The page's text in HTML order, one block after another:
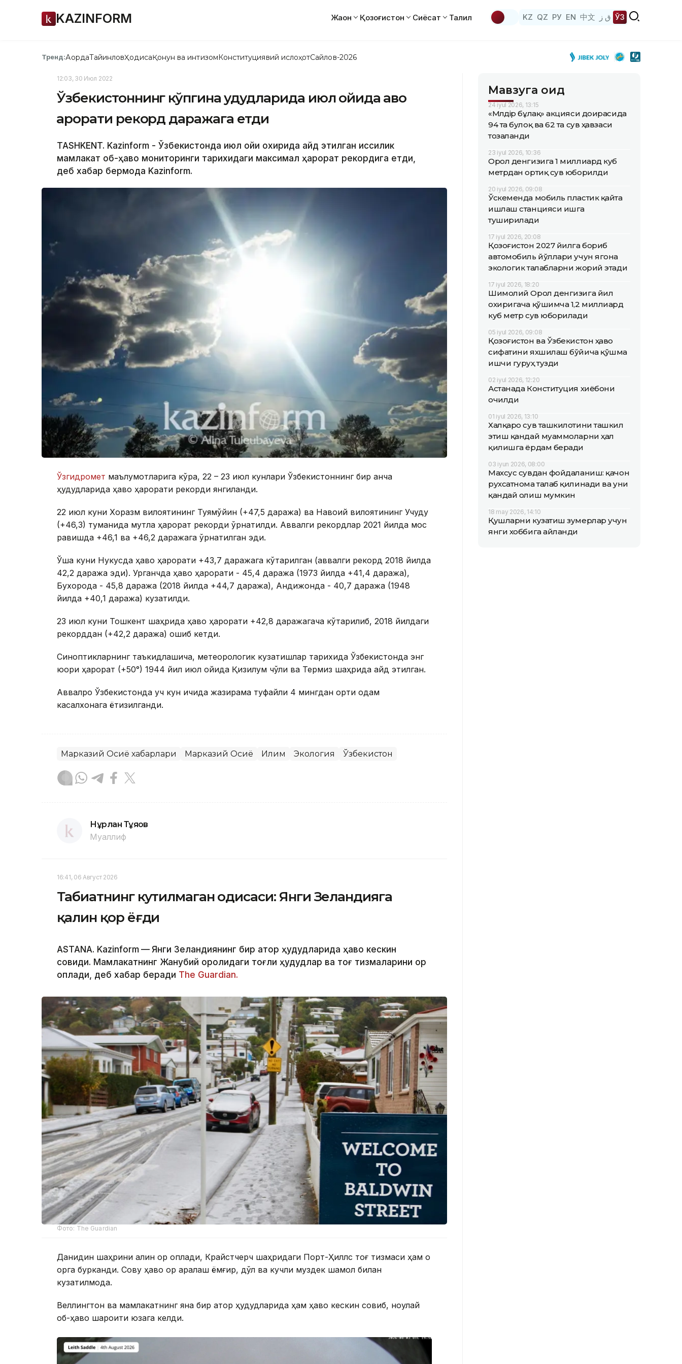
KAZINFORM Жаҳон Қозоғистон Сиёсат Таҳлил KZ QZ РУ EN 中文 ق ز ЎЗ
Тренд:АқордаТайинловҲодисаҚонун ва интизомКонституциявий ислоҳотСайлов-2026
12:03, 30 Июл 2022
Ўзбекистоннинг кўпгина ҳудудларида июл ойида ҳаво
ҳарорати рекорд даражага етди
TASHKENT. Kazinform - Ўзбекистонда июл ойи охирида қайд этилган иссиқлик
мамлакат об-ҳаво мониторинги тарихидаги максимал ҳарорат рекордига етди,
деб хабар бермоқда Kazinform.
Ўзгидромет маълумотларига кўра, 22 – 23 июл кунлари Ўзбекистоннинг бир қанча
ҳудудларида ҳаво ҳарорати рекорди янгиланди.
22 июл куни Хоразм вилоятининг Туямўйин (+47,5 даража) ва Навоий вилоятининг Учқудуқ
(+46,3) туманида мутлақ ҳарорат рекорди ўрнатилди. Аввалги рекордлар 2021 йилда мос
равишда +46,1 ва +46,2 даражага ўрнатилган эди.
Ўша куни Нукусда ҳаво ҳарорати +43,7 даражага кўтарилган (аввалги рекорд 2018 йилда
42,2 даража эди). Урганчда ҳаво ҳарорати - 45,4 даража (1973 йилда +41,4 даража),
Бухорода - 45,8 даража (2018 йилда +44,7 даража), Андижонда - 40,7 даража (1948
йилда +40,1 даража) кузатилди.
23 июл куни Тошкент шаҳрида ҳаво ҳарорати +42,8 даражагача кўтарилиб, 2018 йилдаги
рекорддан (+42,2 даража) ошиб кетди.
Синоптикларнинг таъкидлашича, метеорологик кузатишлар тарихида Ўзбекистонда энг
юқори ҳарорат (+50°) 1944 йил июл ойида Қизилқум чўли ва Термиз шаҳрида қайд этилган.
Аввалроқ Ўзбекистонда уч кун ичида жазирама туфайли 4 мингдан ортиқ одам
касалхонага ётқизилганди.
Марказий Осиё хабарлари Марказий Осиё Иқлим Экология Ўзбекистон
Нұрлан Тұяқов
Муаллиф
16:41, 06 Август 2026
Табиатнинг кутилмаган ҳодисаси: Янги Зеландияга
қалин қор ёғди
ASTANA. Kazinform — Янги Зеландиянинг бир қатор ҳудудларида ҳаво кескин
совиди. Мамлакатнинг Жанубий оролидаги тоғли ҳудудлар ва тоғ тизмаларини қор
қоплади, деб хабар беради The Guardian.
Фото: The Guardian
Данидин шаҳрини қалин қор қоплади, Крайстчерч шаҳридаги Порт-Ҳиллс тоғ тизмаси ҳам оқ
қорга бурканди. Совуқ ҳаво қор аралаш ёмғир, дўл ва кучли муздек шамол билан
кузатилмоқда.
Веллингтон ва мамлакатнинг яна бир қатор ҳудудларида ҳам ҳаво кескин совиб, ноқулай
об-ҳаво шароити юзага келди.
Мавзуга оид
24 iyul 2026, 13:15
«Мөлдір бұлақ» акцияси доирасида
94 та булоқ ва 62 та сув ҳавзаси
тозаланди
23 iyul 2026, 10:36
Орол денгизига 1 миллиард куб
метрдан ортиқ сув юборилди
20 iyul 2026, 09:08
Ўскеменда мобиль пластик қайта
ишлаш станцияси ишга
туширилади
17 iyul 2026, 20:08
Қозоғистон 2027 йилга бориб
автомобиль йўллари учун ягона
экологик талабларни жорий этади
17 iyul 2026, 18:20
Шимолий Орол денгизига йил
охиригача қўшимча 1,2 миллиард
куб метр сув юборилади
05 iyul 2026, 09:08
Қозоғистон ва Ўзбекистон ҳаво
сифатини яхшилаш бўйича қўшма
ишчи гуруҳ тузди
02 iyul 2026, 12:20
Астанада Конституция хиёбони
очилди
01 iyul 2026, 13:10
Халқаро сув ташкилотини ташкил
этиш қандай муаммоларни ҳал
қилишга ёрдам беради
03 iyun 2026, 08:00
Махсус сувдан фойдаланиш: қачон
рухсатнома талаб қилинади ва уни
қандай олиш мумкин
18 may 2026, 14:10
Қушларни кузатиш зумерлар учун
янги хоббига айланди